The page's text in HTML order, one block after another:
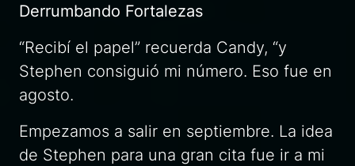
Derrumbando Fortalezas
“Recibí el papel” recuerda Candy, “y
Stephen consiguió mi número. Eso fue en
agosto.
Empezamos a salir en septiembre. La idea
de Stephen para una gran cita fue ir a mi